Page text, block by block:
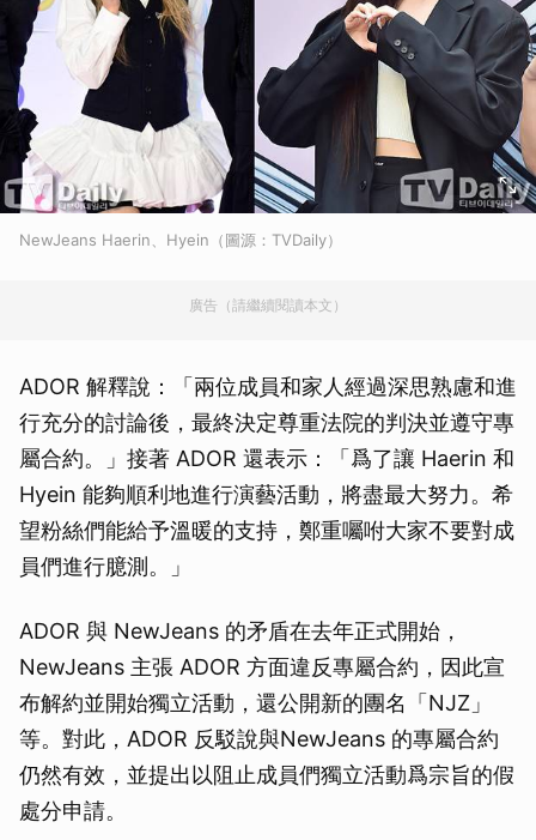
NewJeans Haerin、Hyein（圖源：TVDaily）
廣告（請繼續閱讀本文）
ADOR 解釋說：「兩位成員和家人經過深思熟慮和進
行充分的討論後，最終決定尊重法院的判決並遵守專
屬合約。」接著 ADOR 還表示：「爲了讓 Haerin 和
Hyein 能夠順利地進行演藝活動，將盡最大努力。希
望粉絲們能給予溫暖的支持，鄭重囑咐大家不要對成
員們進行臆測。」
ADOR 與 NewJeans 的矛盾在去年正式開始，
NewJeans 主張 ADOR 方面違反專屬合約，因此宣
布解約並開始獨立活動，還公開新的團名「NJZ」
等。對此，ADOR 反駁說與NewJeans 的專屬合約
仍然有效，並提出以阻止成員們獨立活動爲宗旨的假
處分申請。